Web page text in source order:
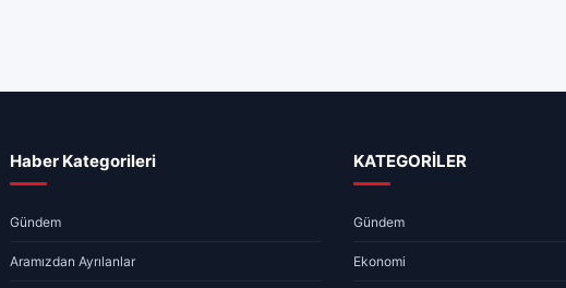
Haber Kategorileri
Gündem
Aramızdan Ayrılanlar
KATEGORİLER
Gündem
Ekonomi